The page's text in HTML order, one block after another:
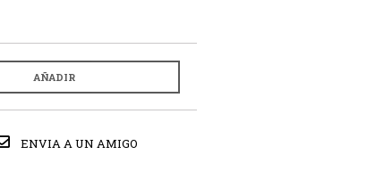
AÑADIR
ENVIA A UN AMIGO